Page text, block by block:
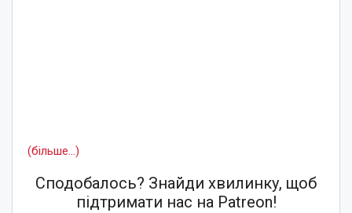
(більше…)
Сподобалось? Знайди хвилинку, щоб
підтримати нас на Patreon!